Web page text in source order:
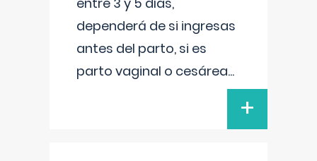
dependerá de si ingresas
antes del parto, si es
parto vaginal o cesárea...
+